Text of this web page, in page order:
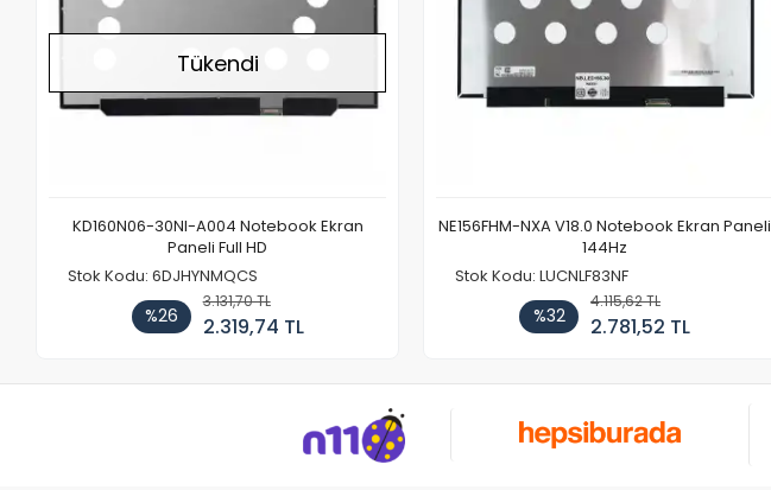
Tükendi
KD160N06-30NI-A004 Notebook Ekran
Paneli Full HD
Stok Kodu: 6DJHYNMQCS
%26
3.131,70 TL
2.319,74 TL
NE156FHM-NXA V18.0 Notebook Ekran Paneli
144Hz
Stok Kodu: LUCNLF83NF
%32
4.115,62 TL
2.781,52 TL